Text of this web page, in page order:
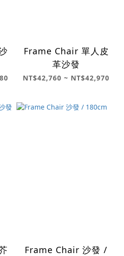
Frame Chair 單人皮
革沙發
NT$42,760 ~ NT$42,970
Frame Chair 沙發 /